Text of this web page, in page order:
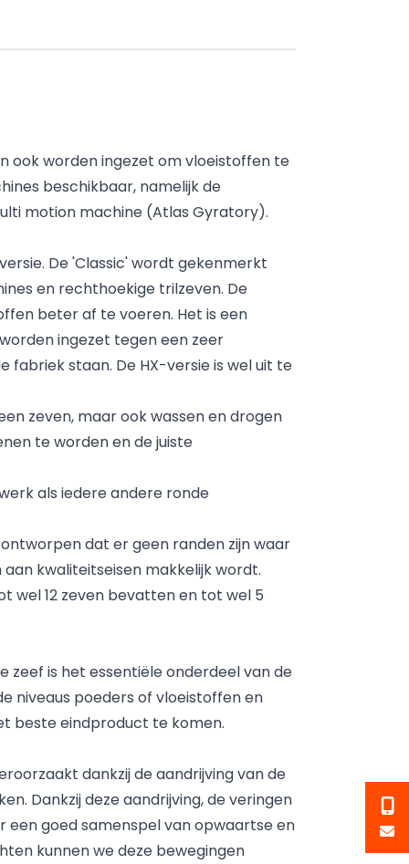
ook worden ingezet om vloeistoffen te
beschikbaar, namelijk de
motion machine (Atlas Gyratory).
De 'Classic' wordt gekenmerkt
en rechthoekige trilzeven. De
beter af te voeren. Het is een
ingezet tegen een zeer
fabriek staan. De HX-versie is wel uit te
zeven, maar ook wassen en drogen
te worden en de juiste
als iedere andere ronde
dat er geen randen zijn waar
kwaliteitseisen makkelijk wordt.
wel 12 zeven bevatten en tot wel 5
is het essentiële onderdeel van de
niveaus poeders of vloeistoffen en
beste eindproduct te komen.
dankzij de aandrijving van de
Dankzij deze aandrijving, de veringen
goed samenspel van opwaartse en
kunnen we deze bewegingen